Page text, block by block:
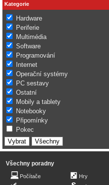
Kategorie
Hardware
Periferie
Multimédia
Software
Programování
Internet
Operační systémy
PC sestavy
Ostatní
Mobily a tablety
Notebooky
Připomínky
Pokec
Všechny poradny
Počítače
Hry